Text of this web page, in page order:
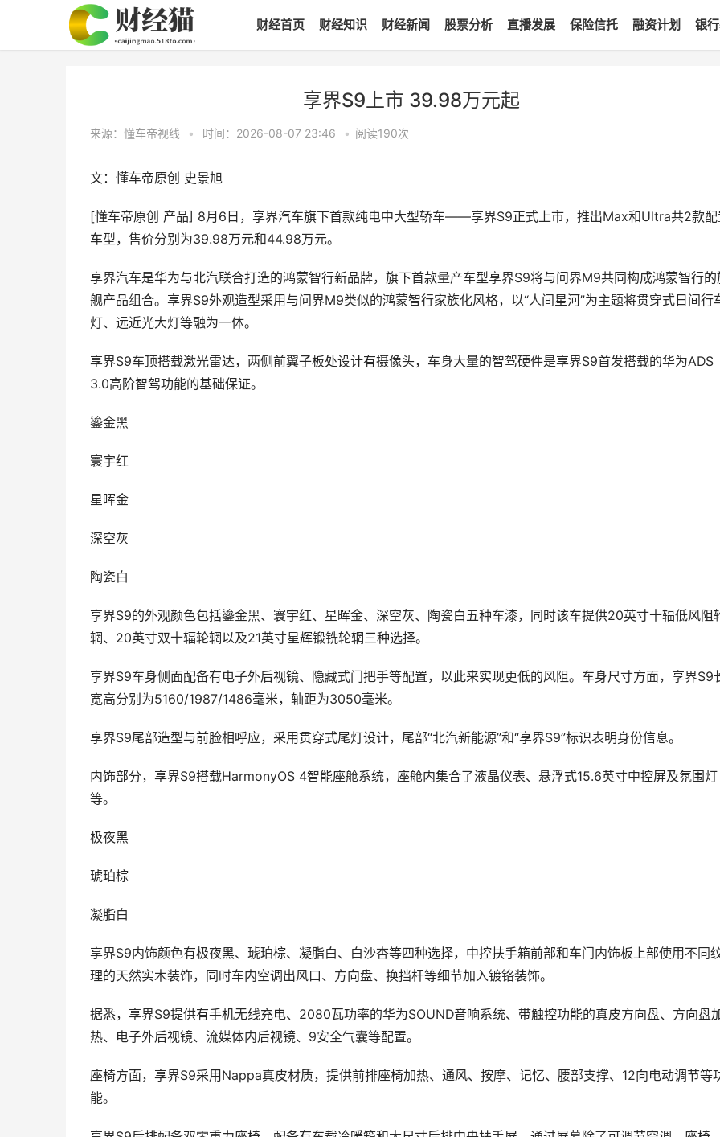
财经首页 财经知识 财经新闻 股票分析 直播发展 保险信托 融资计划 银
享界S9上市 39.98万元起
来源：懂车帝视线 • 时间：2026-08-07 23:46 • 阅读190次
文：懂车帝原创 史景旭
[懂车帝原创 产品] 8月6日，享界汽车旗下首款纯电中大型轿车——享界S9正式上市，推出Max和Ultra共2款配
车型，售价分别为39.98万元和44.98万元。
享界汽车是华为与北汽联合打造的鸿蒙智行新品牌，旗下首款量产车型享界S9将与问界M9共同构成鸿蒙智行的
舰产品组合。享界S9外观造型采用与问界M9类似的鸿蒙智行家族化风格，以“人间星河”为主题将贯穿式日间行
灯、远近光大灯等融为一体。
享界S9车顶搭载激光雷达，两侧前翼子板处设计有摄像头，车身大量的智驾硬件是享界S9首发搭载的华为ADS
3.0高阶智驾功能的基础保证。
鎏金黑
寰宇红
星晖金
深空灰
陶瓷白
享界S9的外观颜色包括鎏金黑、寰宇红、星晖金、深空灰、陶瓷白五种车漆，同时该车提供20英寸十辐低风阻
辋、20英寸双十辐轮辋以及21英寸星辉锻铣轮辋三种选择。
享界S9车身侧面配备有电子外后视镜、隐藏式门把手等配置，以此来实现更低的风阻。车身尺寸方面，享界S9
宽高分别为5160/1987/1486毫米，轴距为3050毫米。
享界S9尾部造型与前脸相呼应，采用贯穿式尾灯设计，尾部“北汽新能源”和“享界S9”标识表明身份信息。
内饰部分，享界S9搭载HarmonyOS 4智能座舱系统，座舱内集合了液晶仪表、悬浮式15.6英寸中控屏及氛围灯
等。
极夜黑
琥珀棕
凝脂白
享界S9内饰颜色有极夜黑、琥珀棕、凝脂白、白沙杏等四种选择，中控扶手箱前部和车门内饰板上部使用不同
理的天然实木装饰，同时车内空调出风口、方向盘、换挡杆等细节加入镀铬装饰。
据悉，享界S9提供有手机无线充电、2080瓦功率的华为SOUND音响系统、带触控功能的真皮方向盘、方向盘
热、电子外后视镜、流媒体内后视镜、9安全气囊等配置。
座椅方面，享界S9采用Nappa真皮材质，提供前排座椅加热、通风、按摩、记忆、腰部支撑、12向电动调节等
能。